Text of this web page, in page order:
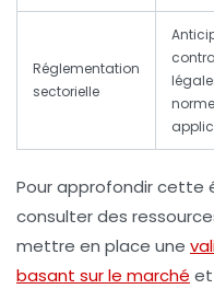
Réglementation
sectorielle
Pour approfondir cette
consulter des
mettre en place une
basant sur le marché et